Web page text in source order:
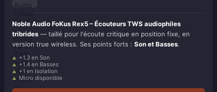
Noble Audio FoKus Rex5 – Écouteurs TWS audiophiles
tribrides — taillé pour l'écoute critique en position fixe, en
version true wireless. Ses points forts : Son et Basses.
+1.3 en Son
+1.4 en Basses
+1 en Isolation
Micro disponible